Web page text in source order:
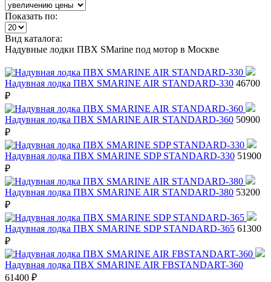
Показать по:
Вид каталога:
Надувные лодки ПВХ SMarine под мотор в Москве
Надувная лодка ПВХ SMARINE AIR STANDARD-330 46700
₽
Надувная лодка ПВХ SMARINE AIR STANDARD-360 50900
₽
Надувная лодка ПВХ SMARINE SDP STANDARD-330 51900
₽
Надувная лодка ПВХ SMARINE AIR STANDARD-380 53200
₽
Надувная лодка ПВХ SMARINE SDP STANDARD-365 61300
₽
Надувная лодка ПВХ SMARINE AIR FBSTANDART-360
61400 ₽